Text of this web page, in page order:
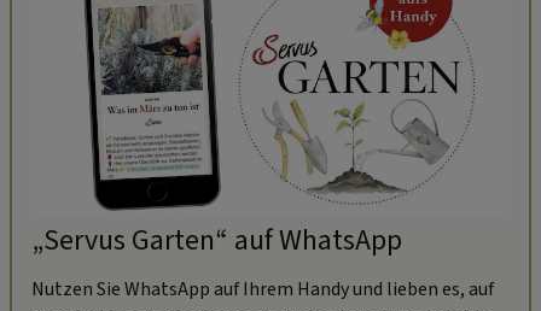
„Servus Garten“ auf WhatsApp
Nutzen Sie WhatsApp auf Ihrem Handy und lieben es, auf